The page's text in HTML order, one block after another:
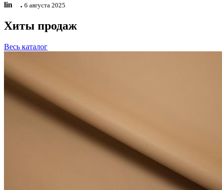
lin ⠀. 6 августа 2025
Хиты продаж
Весь каталог